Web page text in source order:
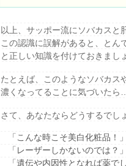
以上、サッポー流にソバカスと
この認識に誤解があると、とん
と正しい知識を付けておきまし
たとえば、このようなソバカス
濃くなってることに気づいた
さて、あなたならどうするでし
「こんな時こそ美白化粧品！」
「レーザーしかないのでは？」
「遺伝や内因性となれば薬で